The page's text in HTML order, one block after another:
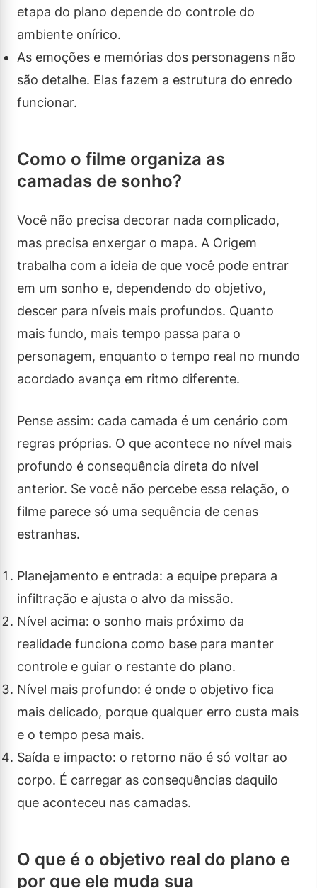
etapa do plano depende do controle do
ambiente onírico.
As emoções e memórias dos personagens não
são detalhe. Elas fazem a estrutura do enredo
funcionar.
Como o filme organiza as
camadas de sonho?
Você não precisa decorar nada complicado,
mas precisa enxergar o mapa. A Origem
trabalha com a ideia de que você pode entrar
em um sonho e, dependendo do objetivo,
descer para níveis mais profundos. Quanto
mais fundo, mais tempo passa para o
personagem, enquanto o tempo real no mundo
acordado avança em ritmo diferente.
Pense assim: cada camada é um cenário com
regras próprias. O que acontece no nível mais
profundo é consequência direta do nível
anterior. Se você não percebe essa relação, o
filme parece só uma sequência de cenas
estranhas.
Planejamento e entrada: a equipe prepara a
infiltração e ajusta o alvo da missão.
Nível acima: o sonho mais próximo da
realidade funciona como base para manter
controle e guiar o restante do plano.
Nível mais profundo: é onde o objetivo fica
mais delicado, porque qualquer erro custa mais
e o tempo pesa mais.
Saída e impacto: o retorno não é só voltar ao
corpo. É carregar as consequências daquilo
que aconteceu nas camadas.
O que é o objetivo real do plano e
por que ele muda sua